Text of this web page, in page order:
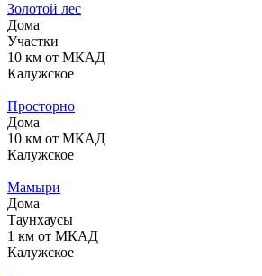
Золотой лес
Дома
Участки
10 км от МКАД
Калужское
Просторно
Дома
10 км от МКАД
Калужское
Мамыри
Дома
Таунхаусы
1 км от МКАД
Калужское